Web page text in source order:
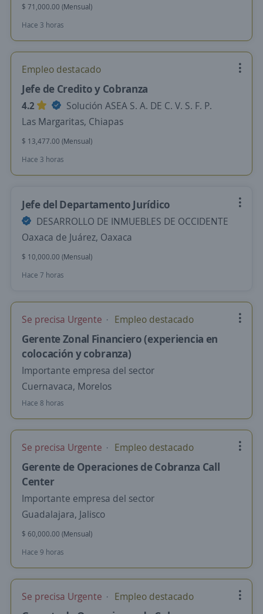
$ 71,000.00 (Mensual)
Hace 3 horas
Empleo destacado
Jefe de Credito y Cobranza
4.2
Solución ASEA S. A. DE C. V. S. F. P.
Las Margaritas, Chiapas
$ 13,477.00 (Mensual)
Hace 3 horas
Jefe del Departamento Jurídico
DESARROLLO DE INMUEBLES DE OCCIDENTE
Oaxaca de Juárez, Oaxaca
$ 10,000.00 (Mensual)
Hace 7 horas
Se precisa Urgente Empleo destacado
Gerente Zonal Financiero (experiencia en
colocación y cobranza)
Importante empresa del sector
Cuernavaca, Morelos
Hace 8 horas
Se precisa Urgente Empleo destacado
Gerente de Operaciones de Cobranza Call
Center
Importante empresa del sector
Guadalajara, Jalisco
$ 60,000.00 (Mensual)
Hace 9 horas
Se precisa Urgente Empleo destacado